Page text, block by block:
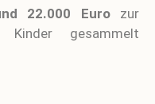
22.000 Eurozur
Kinder gesammelt